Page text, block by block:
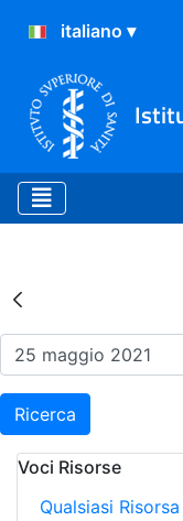
Risultati
Ricerca
Voci Risorse
Qualsiasi Risorsa